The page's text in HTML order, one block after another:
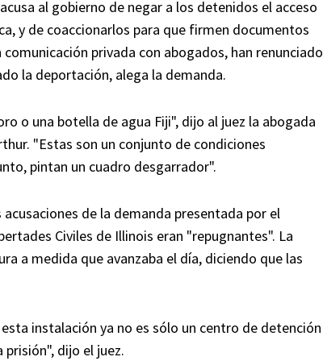
al gobierno de negar a los detenidos el acceso
y de coaccionarlos para que firmen documentos
privada con abogados, han renunciado
la deportación, alega la demanda.
o una botella de agua Fiji", dijo al juez la abogada
"Estas son un conjunto de condiciones
pintan un cuadro desgarrador".
de la demanda presentada por el
Civiles de Illinois eran "repugnantes". La
a medida que avanzaba el día, diciendo que las
instalación ya no es sólo un centro de detención
dijo el juez.